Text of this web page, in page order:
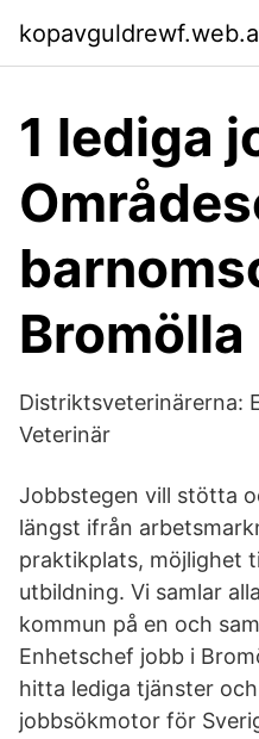
1 lediga
Bromölla
Distriktsveterinärerna:
Veterinär
Jobbstegen vill stötta
längst ifrån
praktikplats, möjlighet
utbildning. Vi samlar
kommun på en och
Enhetschef jobb i
hitta lediga tjänster
jobbsökmotor för